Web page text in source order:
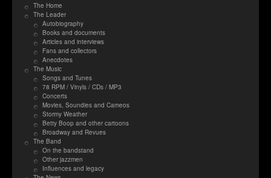
The Home
The Leader
Autobiography
Books and documents
Articles and interviews
Fans and collectors
Anecdotes
The Music
Songs and Tunes
78 RPM / Vinyls / CDs / MP3
Concerts
Movies, Soundies and Cameos
Stormy Weather
Betty Boop and other cartoons
Broadway and Revues
The Band
On the bandstand
Other jazzmen
Influences and legacy